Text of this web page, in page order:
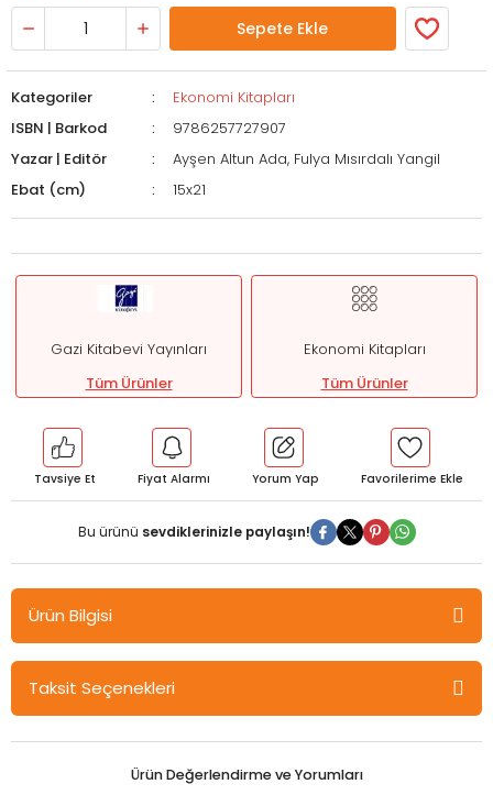
Sepete Ekle
Kategoriler
Ekonomi Kitapları
ISBN | Barkod
9786257727907
Yazar | Editör
Ayşen Altun Ada, Fulya Mısırdalı Yangil
Ebat (cm)
15x21
Gazi Kitabevi Yayınları
Tüm Ürünler
Ekonomi Kitapları
Tüm Ürünler
Tavsiye Et Fiyat Alarmı Yorum Yap
Bu ürünü sevdiklerinizle paylaşın!
Ürün Bilgisi
Gazi Kitabevi Endüstri 4.0 Yazıları I - Ayşen Altun Ada, Fulya
Mısırdalı Yangil Gazi Kitabevi
Taksit Seçenekleri
Ürün Değerlendirme ve Yorumları